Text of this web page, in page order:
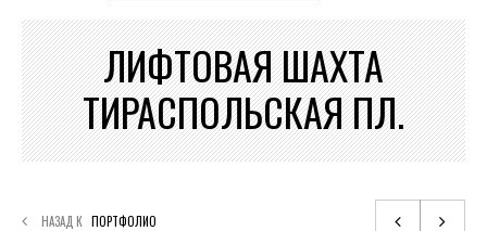
ЛИФТОВАЯ ШАХТА
ТИРАСПОЛЬСКАЯ ПЛ.
НАЗАД К ПОРТФОЛИО